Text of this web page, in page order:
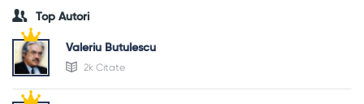
Top Autori
Valeriu Butulescu
2k Citate